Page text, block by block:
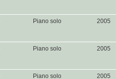
Piano solo 2005
Piano solo 2005
Piano solo 2005